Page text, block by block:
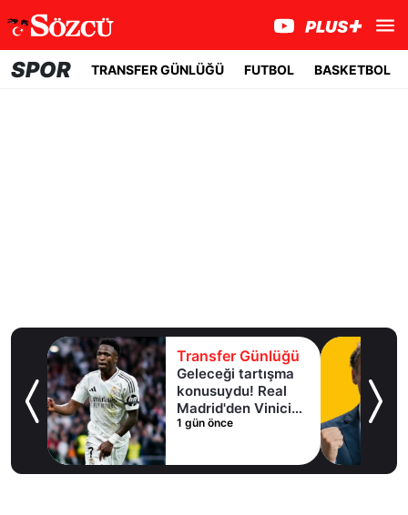
SPOR TRANSFER GÜNLÜĞÜ FUTBOL BASKETBOL
Transfer Günlüğü
Geleceği tartışma
konusuydu! Real
Madrid'den Vinicius
Junior kararı
1 gün önce